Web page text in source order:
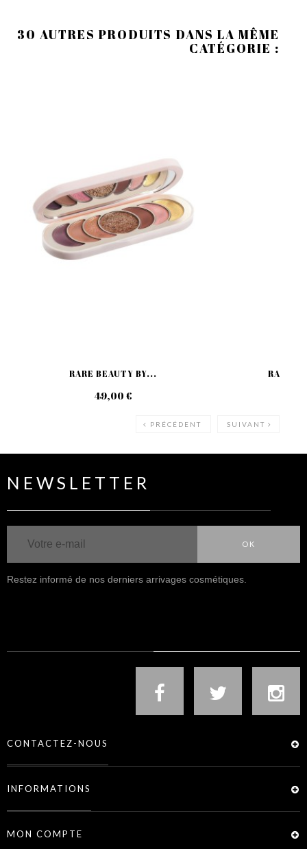
30 AUTRES PRODUITS DANS LA MÊME
CATÉGORIE :
RARE BEAUTY BY...
49,00 €
RARE
PRÉCÉDENT SUIVANT
NEWSLETTER
OK
Restez informé de nos derniers arrivages cosmétiques.
CONTACTEZ-NOUS
INFORMATIONS
MON COMPTE